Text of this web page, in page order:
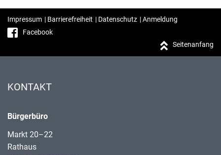
Impressum | Barrierefreiheit | Datenschutz |Anmeldung
Facebook
Seitenanfang
KONTAKT
Bürgerbüro
Markt 20–22
Rathaus